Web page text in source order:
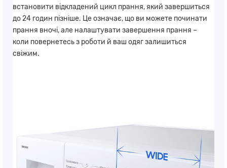
встановити відкладений цикл прання, який завершиться
до 24 годин пізніше. Це означає, що ви можете починати
прання вночі, але налаштувати завершення прання –
коли повернетесь з роботи й ваш одяг залишиться
свіжим.